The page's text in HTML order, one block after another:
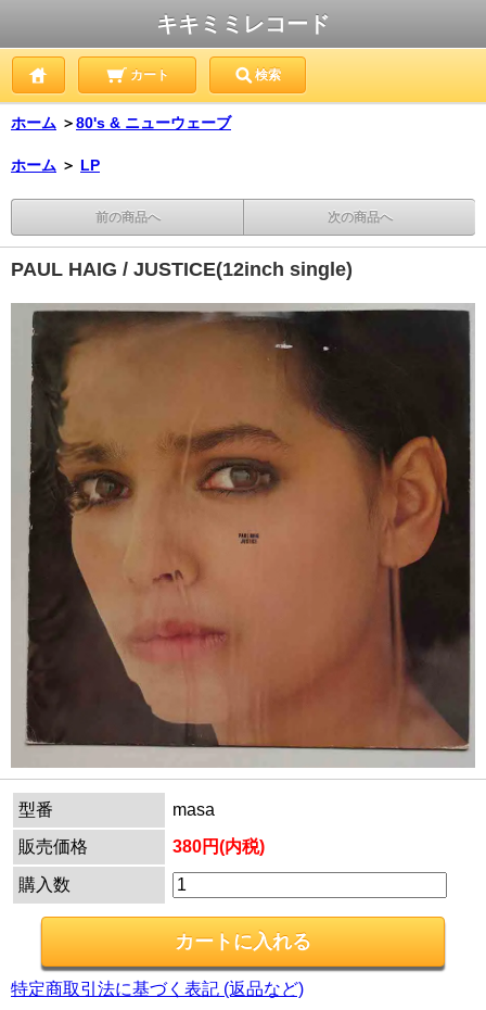
キキミミレコード
カート 検索
ホーム ＞80's & ニューウェーブ
ホーム ＞ LP
前の商品へ 次の商品へ
PAUL HAIG / JUSTICE(12inch single)
型番
masa
販売価格
380円(内税)
購入数
特定商取引法に基づく表記 (返品など)